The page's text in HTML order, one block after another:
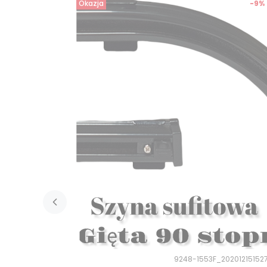
Okazja
9248-
-9%